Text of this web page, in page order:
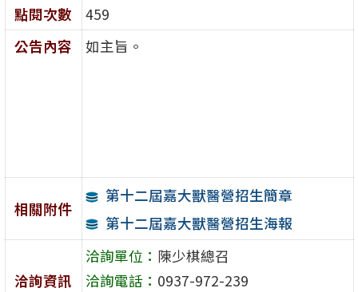
點閱次數
459
公告內容
如主旨。
相關附件
第十二屆嘉大獸醫營招生簡章
第十二屆嘉大獸醫營招生海報
洽詢資訊
洽詢單位： 陳少棋總召
洽詢電話： 0937-972-239